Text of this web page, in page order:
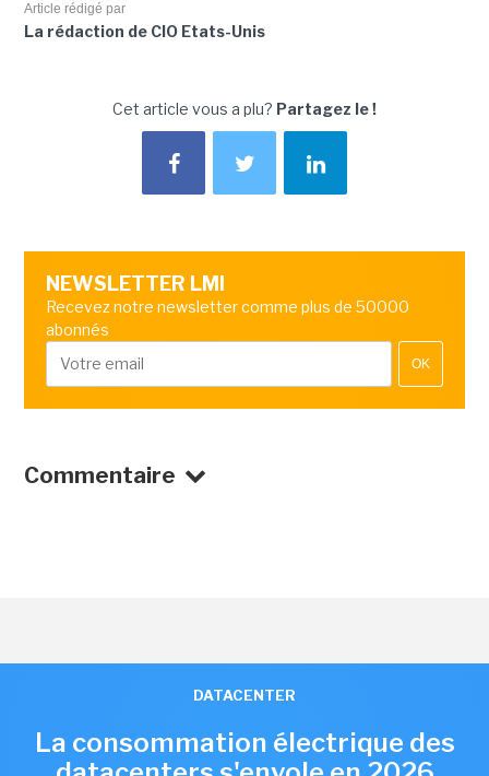
Article rédigé par
La rédaction de CIO Etats-Unis
Cet article vous a plu? Partagez le !
NEWSLETTER LMI
Recevez notre newsletter comme plus de 50000
abonnés
OK
Commentaire
DATACENTER
La consommation électrique des